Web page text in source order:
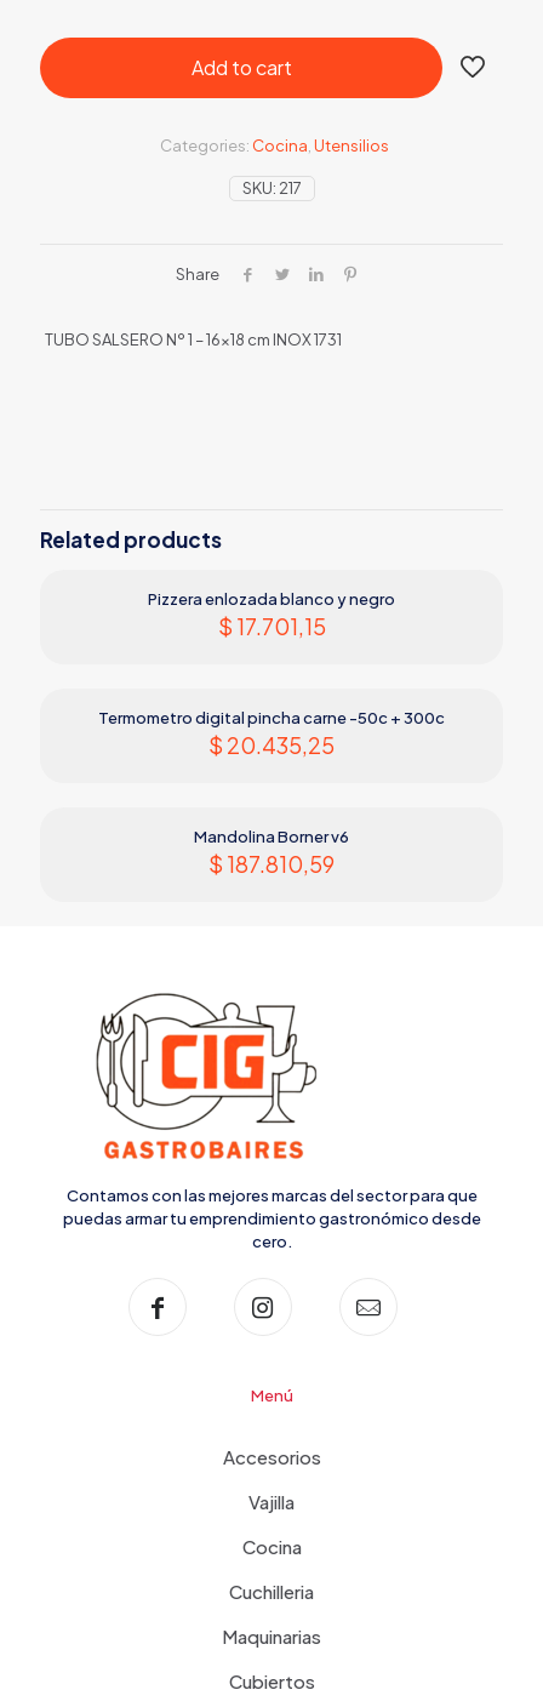
Add to cart
SKU: 217
Categories: Cocina Utensilios
Share
TUBO SALSERO Nº 1 – 16×18 cm INOX 1731
Related products
Pizzera enlozada blanco y negro
$ 17.701,15
Termometro digital pincha carne -50c + 300c
$ 20.435,25
Mandolina Borner v6
$ 187.810,59
Contamos con las mejores marcas del sector para que
puedas armar tu emprendimiento gastronómico desde
cero.
Menú
Accesorios
Vajilla
Cocina
Cuchilleria
Maquinarias
Cubiertos